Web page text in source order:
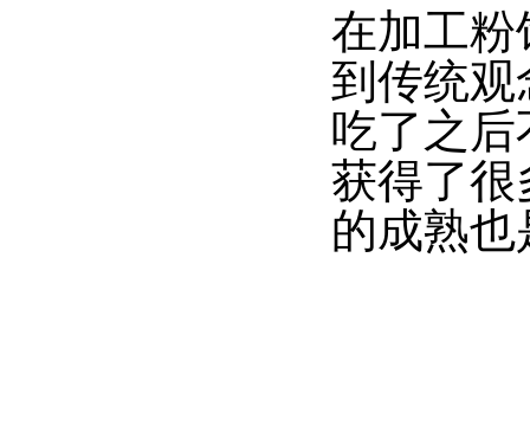
在加工粉
到传统
吃了之
获得了很
的成熟